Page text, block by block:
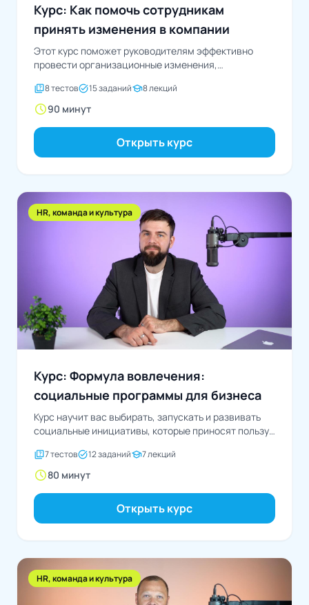
Курс: Как помочь сотрудникам
принять изменения в компании
Этот курс поможет руководителям эффективно
провести организационные изменения,
в коллективе
quiz8 тестовtask_alt15 заданийschool8 лекций
schedule90 минут
Открыть курс
HR, команда и культура
Курс: Формула вовлечения:
социальные программы для бизнеса
Курс научит вас выбирать, запускать и развивать
социальные инициативы, которые приносят пользу
quiz7 тестовtask_alt12 заданийschool7 лекций
schedule80 минут
Открыть курс
HR, команда и культура